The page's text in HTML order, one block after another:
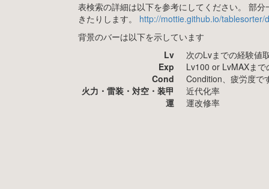
表検索の詳細は以下を参考にしてください。 部
きたりします。 http://mottie.github.io/
背景のバーは以下を示しています
Lv
次のLvまでの経験値
Exp
Lv100 or LvMAXま
Cond
Condition、疲労度で
火力・雷装・対空・装甲
近代化率
運
運改修率